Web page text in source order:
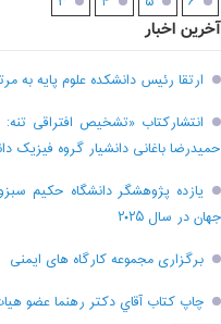
آخرین اخبار
ارتقا رئیس دانشکده علوم پایه به
انتشارکتاب «تشخیص افتراقی
حمیدرضا باغانی دانشیار گروه فیزیک
جهان در سال ۲۰۲۵
برگزاری مجموعه کارگاه های ایمنی
چاپ کتاب آقاي دکتر رهنما عضو